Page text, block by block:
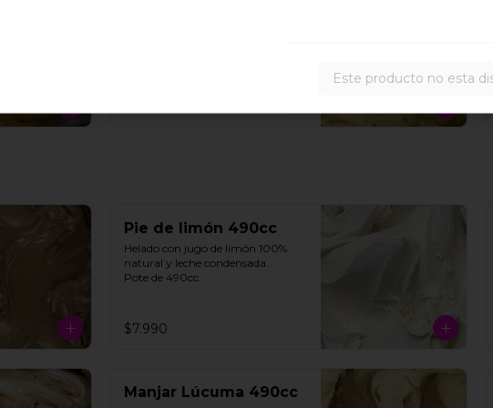
Pie de limón 490cc
Helado con jugo de limón 100%
natural y leche condensada.
Pote de 490cc.
$7.990
Manjar Lúcuma 490cc
Este producto no esta